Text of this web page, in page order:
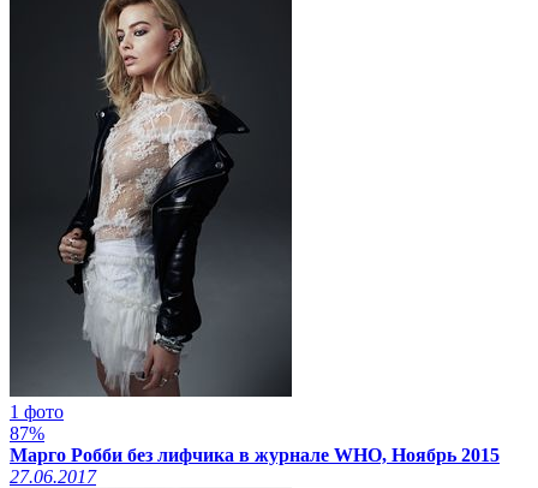
1 фото
87%
Марго Робби без лифчика в журнале WHO, Ноябрь 2015
27.06.2017